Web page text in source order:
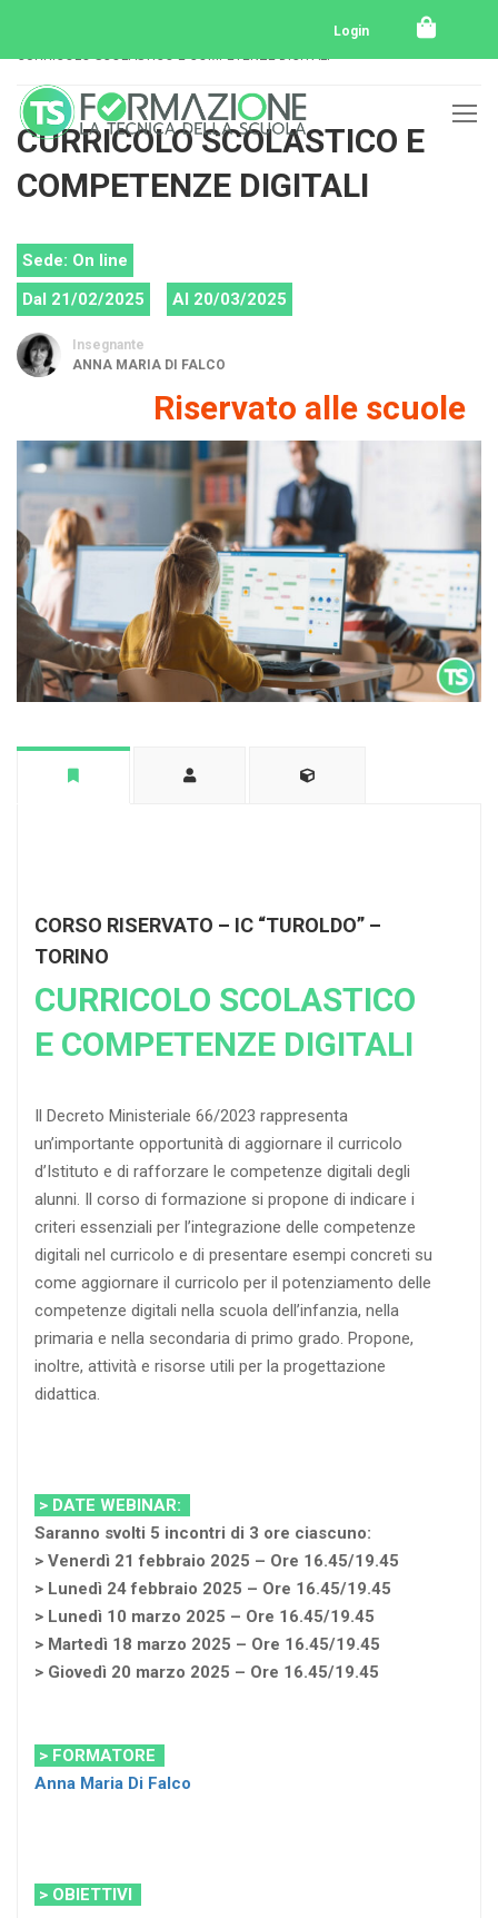
Login
CURRICOLO SCOLASTICO E COMPETENZE DIGITALI
CURRICOLO SCOLASTICO E
COMPETENZE DIGITALI
Sede: On line
Dal 21/02/2025
Al 20/03/2025
Insegnante
ANNA MARIA DI FALCO
Riservato alle scuole
CORSO RISERVATO – IC “TUROLDO” –
TORINO
CURRICOLO SCOLASTICO
E COMPETENZE DIGITALI
Il Decreto Ministeriale 66/2023 rappresenta
un’importante opportunità di aggiornare il curricolo
d’Istituto e di rafforzare le competenze digitali degli
alunni. Il corso di formazione si propone di indicare i
criteri essenziali per l’integrazione delle competenze
digitali nel curricolo e di presentare esempi concreti su
come aggiornare il curricolo per il potenziamento delle
competenze digitali nella scuola dell’infanzia, nella
primaria e nella secondaria di primo grado. Propone,
inoltre, attività e risorse utili per la progettazione
didattica.
> DATE WEBINAR:
Saranno svolti 5 incontri di 3 ore ciascuno:
> Venerdì 21 febbraio 2025 – Ore 16.45/19.45
> Lunedì 24 febbraio 2025 – Ore 16.45/19.45
> Lunedì 10 marzo 2025 – Ore 16.45/19.45
> Martedì 18 marzo 2025 – Ore 16.45/19.45
> Giovedì 20 marzo 2025 – Ore 16.45/19.45
> FORMATORE
Anna Maria Di Falco
> OBIETTIVI